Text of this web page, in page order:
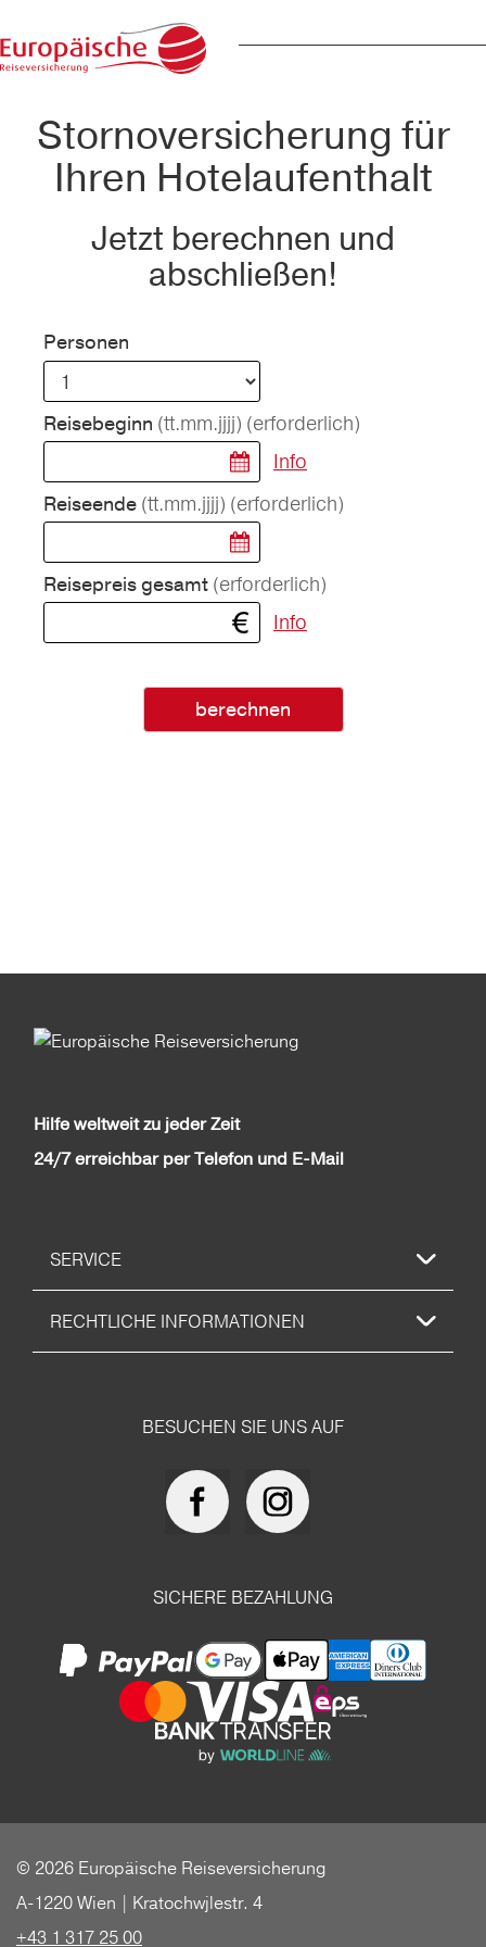
Stornoversicherung für
Ihren Hotelaufenthalt
Jetzt berechnen und
abschließen!
Personen
Reisebeginn (tt.mm.jjjj) (erforderlich)
Info
Reiseende (tt.mm.jjjj) (erforderlich)
Reisepreis gesamt (erforderlich)
Info
berechnen
Hilfe weltweit zu jeder Zeit
24/7 erreichbar per Telefon und E-Mail
SERVICE
RECHTLICHE INFORMATIONEN
BESUCHEN SIE UNS AUF
SICHERE BEZAHLUNG
© 2026 Europäische Reiseversicherung
A-1220 Wien | Kratochwjlestr. 4
+43 1 317 25 00